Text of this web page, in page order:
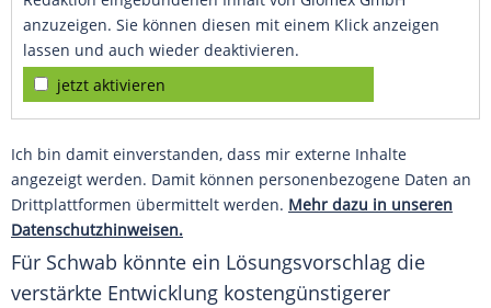
anzuzeigen. Sie können diesen mit einem Klick anzeigen
lassen und auch wieder deaktivieren.
jetzt aktivieren
Ich bin damit einverstanden, dass mir externe Inhalte
angezeigt werden. Damit können personenbezogene Daten an
Drittplattformen übermittelt werden. Mehr dazu in unseren
Datenschutzhinweisen.
Für Schwab könnte ein Lösungsvorschlag die
verstärkte Entwicklung kostengünstigerer